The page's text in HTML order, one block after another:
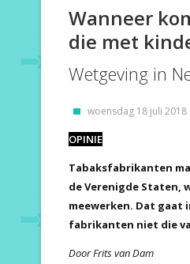
Wanneer
die met
Wetgeving in
woensdag 18 juli 2018
OPINIE
Tabaksfabrikanten
de Verenigde Staten,
meewerken. Dat gaat
fabrikanten niet die
Door Frits van Dam